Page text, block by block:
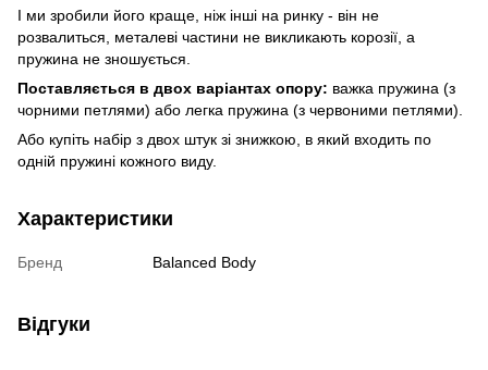
І ми зробили його краще, ніж інші на ринку - він не
розвалиться, металеві частини не викликають корозії, а
пружина не зношується.
Поставляється в двох варіантах опору: важка пружина (з
чорними петлями) або легка пружина (з червоними петлями).
Або купіть набір з двох штук зі знижкою, в який входить по
одній пружині кожного виду.
Характеристики
Бренд Balanced Body
Відгуки